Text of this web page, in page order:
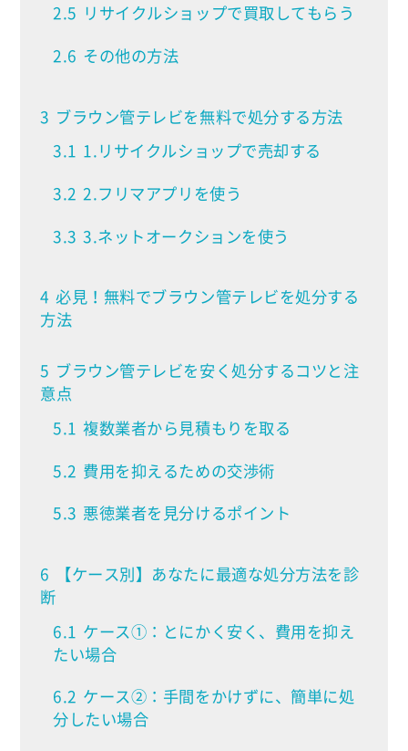
2.5 リサイクルショップで買取してもらう
2.6 その他の方法
3 ブラウン管テレビを無料で処分する方法
3.1 1.リサイクルショップで売却する
3.2 2.フリマアプリを使う
3.3 3.ネットオークションを使う
4 必見！無料でブラウン管テレビを処分する
方法
5 ブラウン管テレビを安く処分するコツと注
意点
5.1 複数業者から見積もりを取る
5.2 費用を抑えるための交渉術
5.3 悪徳業者を見分けるポイント
6
【ケース別】あなたに最適な処分方法を診
断
6.1 ケース①：とにかく安く、費用を抑え
たい場合
6.2 ケース②：手間をかけずに、簡単に処
分したい場合